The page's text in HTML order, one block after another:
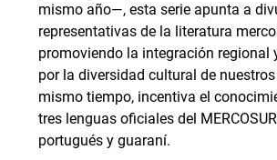
mismo año—, esta serie apunta a
representativas de la literatura
promoviendo la integración regional
por la diversidad cultural de
mismo tiempo, incentiva el
tres lenguas oficiales del
portugués y guaraní.